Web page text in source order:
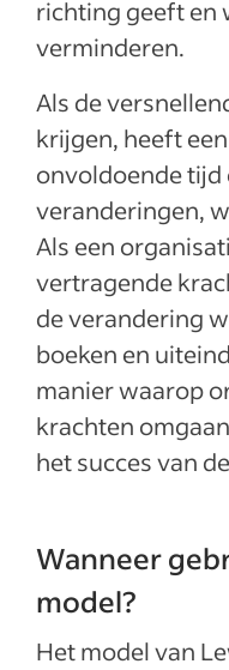
richting geeft en
verminderen.
Als de
krijgen, heeft
onvoldoende tijd
veranderingen,
Als een
vertragende
de verandering
boeken en
manier waarop
krachten
het succes van
Wanneer
model?
Het model van